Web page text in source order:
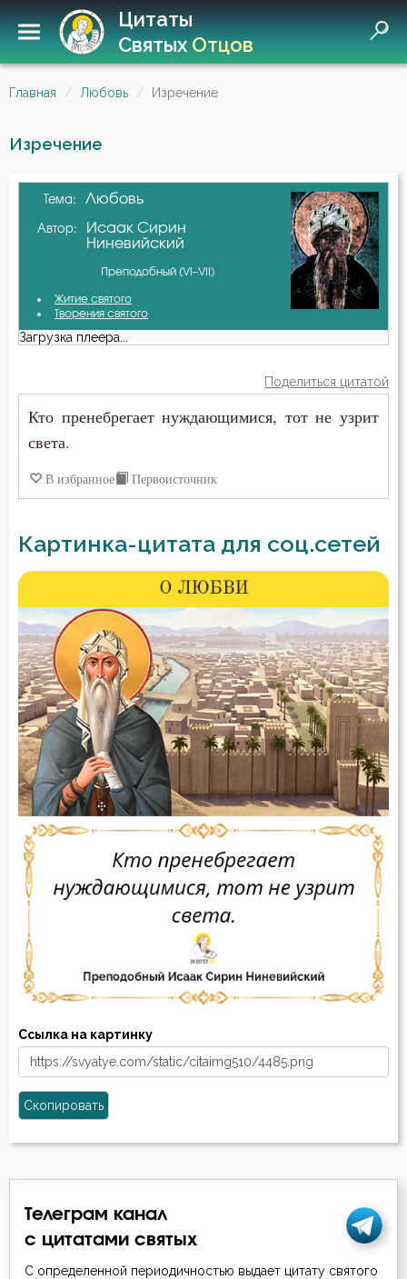
Цитаты
СвятыхОтцов
Главная Любовь Изречение
Изречение
Тема: Любовь
Автор:
Исаак Сирин
Ниневийский
Преподобный (VI–VII)
Житие святого
Творения святого
Загрузка плеера...
Поделиться цитатой
Кто пренебрегает нуждающимися, тот не узрит
света.
В избранное Первоисточник
Картинка-цитата для соц.сетей
Ссылка на картинку
Скопировать
Телеграм канал
с цитатами святых
С определенной периодичностью выдает цитату святого